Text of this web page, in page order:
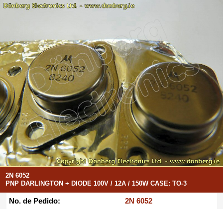
2N 6052
PNP DARLINGTON + DIODE 100V / 12A / 150W CASE: TO-3
No. de Pedido:
2N 6052